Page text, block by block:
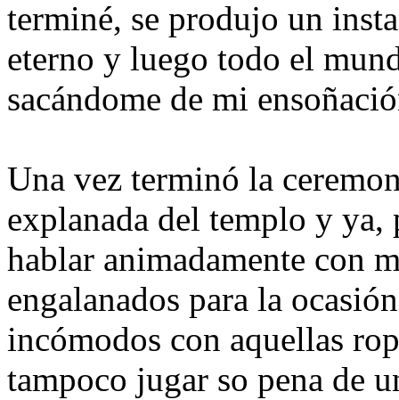
terminé, se produjo un
eterno y luego todo el
sacándome de mi
Una vez terminó la
explanada del templo y
hablar animadamente con
engalanados para la
incómodos con aquellas
tampoco jugar so pena de